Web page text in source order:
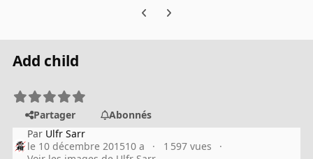
Previous carousel slide
Next carousel slide
Add child
Partager
Abonnés
Par Ulfr Sarr
le 10 décembre 201510 a
1 597 vues